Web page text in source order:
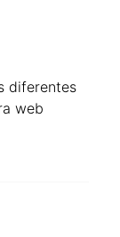
diferentes
web